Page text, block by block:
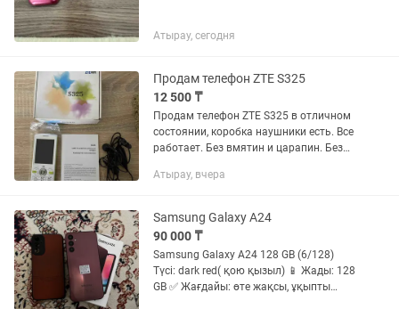
Атырау, сегодня
Продам телефон ZTE S325
12 500 ₸
Продам телефон ZTE S325 в отличном
состоянии, коробка наушники есть. Все
работает. Без вмятин и царапин. Без
зарядка подойдет. Обмен не
Атырау, вчера
Samsung Galaxy A24
90 000 ₸
Samsung Galaxy A24 128 GB (6/128)
Түсі: dark red( қою қызыл) 📱 Жады: 128
GB ✅ Жағдайы: өте жақсы, ұқыпты